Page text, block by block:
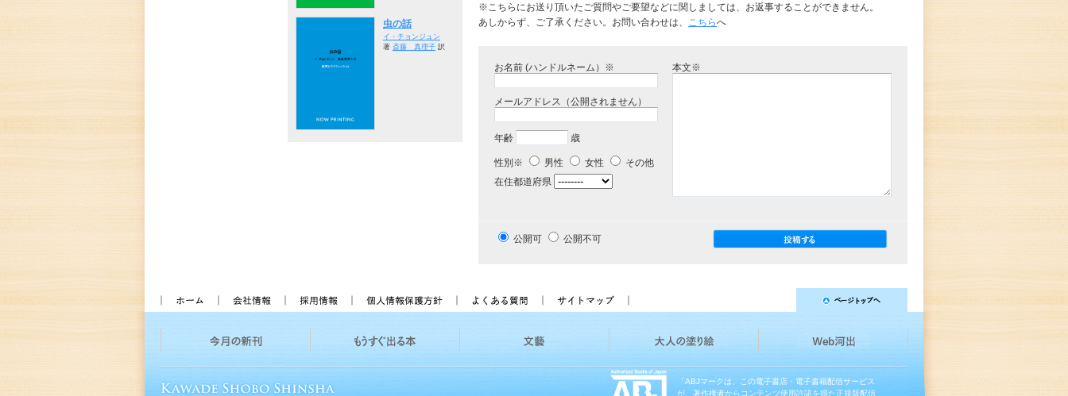
※こちらにお送り頂いたご質問やご要望などに関しましては、お返事することができません。
あしからず、ご了承ください。お問い合わせは、 こちらへ
お名前 (ハンドルネーム）※
メールアドレス（公開されません）
年齢 歳
性別※ 男性 女性
その他
在住都道府県
本文※
公開可 公開不可
虫の話
イ・チョンジュン
著 斎藤 真理子 訳
「ABJマークは、この電子書店・電子書籍配信サービス
が、著作権者からコンテンツ使用許諾を得た正規版配信